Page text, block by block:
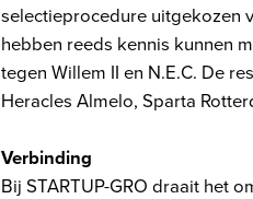
selectieprocedure uitgekozen
hebben reeds kennis kunnen
tegen Willem II en N.E.C. De
Heracles Almelo, Sparta
Verbinding
Bij STARTUP-GRO draait het